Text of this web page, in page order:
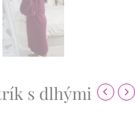
s dlhými